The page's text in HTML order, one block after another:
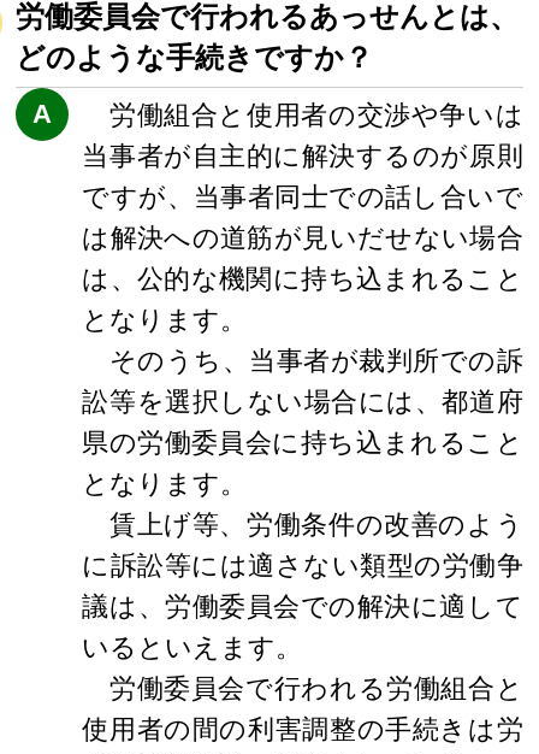
労働委員会で行われるあっせんとは、
どのような手続きですか？
A
労働組合と使用者の交渉や争いは
当事者が自主的に解決するのが原則
ですが、当事者同士での話し合いで
は解決への道筋が見いだせない場合
は、公的な機関に持ち込まれること
となります。
そのうち、当事者が裁判所での訴
訟等を選択しない場合には、都道府
県の労働委員会に持ち込まれること
となります。
賃上げ等、労働条件の改善のよう
に訴訟等には適さない類型の労働争
議は、労働委員会での解決に適して
いるといえます。
労働委員会で行われる労働組合と
使用者の間の利害調整の手続きは労